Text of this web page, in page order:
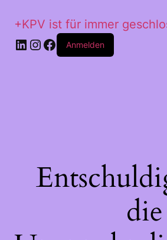
+KPV ist für immer
LinkedIn
Instagram
Facebook
Anmelden
die